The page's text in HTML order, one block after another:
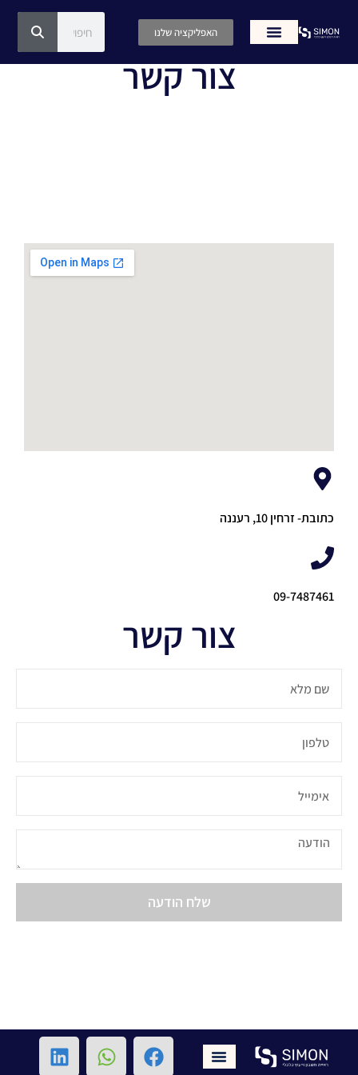
האפליקציה שלנו
צור קשר
כתובת- זרחין 10, רעננה
09-7487461
צור קשר
שלח הודעה